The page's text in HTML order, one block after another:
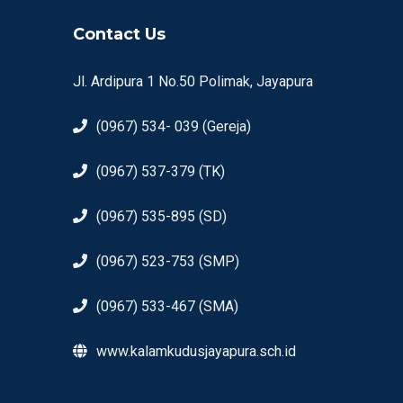
Contact Us
Jl. Ardipura 1 No.50 Polimak, Jayapura
(0967) 534- 039 (Gereja)
(0967) 537-379 (TK)
(0967) 535-895 (SD)
(0967) 523-753 (SMP)
(0967) 533-467 (SMA)
www.kalamkudusjayapura.sch.id